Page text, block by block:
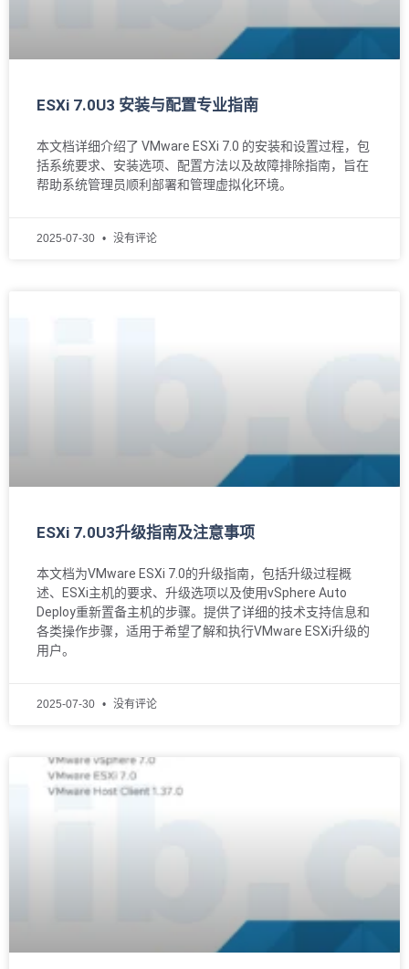
ESXi 7.0U3 安装与配置专业指南
本文档详细介绍了 VMware ESXi 7.0 的安装和设置过程，包
括系统要求、安装选项、配置方法以及故障排除指南，旨在
帮助系统管理员顺利部署和管理虚拟化环境。
2025-07-30 没有评论
ESXi 7.0U3升级指南及注意事项
本文档为VMware ESXi 7.0的升级指南，包括升级过程概
述、ESXi主机的要求、升级选项以及使用vSphere Auto
Deploy重新置备主机的步骤。提供了详细的技术支持信息和
各类操作步骤，适用于希望了解和执行VMware ESXi升级的
用户。
2025-07-30 没有评论